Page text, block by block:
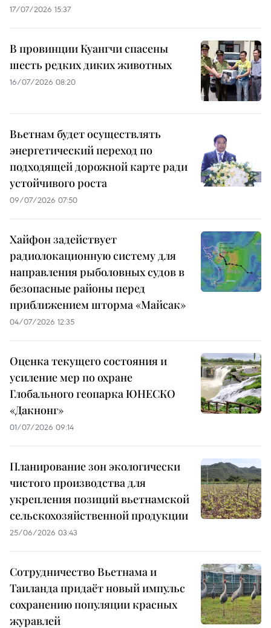
17/07/2026 15:37
В провинции Куангчи спасены
шесть редких диких животных
16/07/2026 08:20
Вьетнам будет осуществлять
энергетический переход по
подходящей дорожной карте ради
устойчивого роста
09/07/2026 07:50
Хайфон задействует
радиолокационную систему для
направления рыболовных судов в
безопасные районы перед
приближением шторма «Майсак»
04/07/2026 12:35
Оценка текущего состояния и
усиление мер по охране
Глобального геопарка ЮНЕСКО
«Дакнонг»
01/07/2026 09:14
Планирование зон экологически
чистого производства для
укрепления позиций вьетнамской
сельскохозяйственной продукции
25/06/2026 03:43
Сотрудничество Вьетнама и
Таиланда придаёт новый импульс
сохранению популяции красных
журавлей